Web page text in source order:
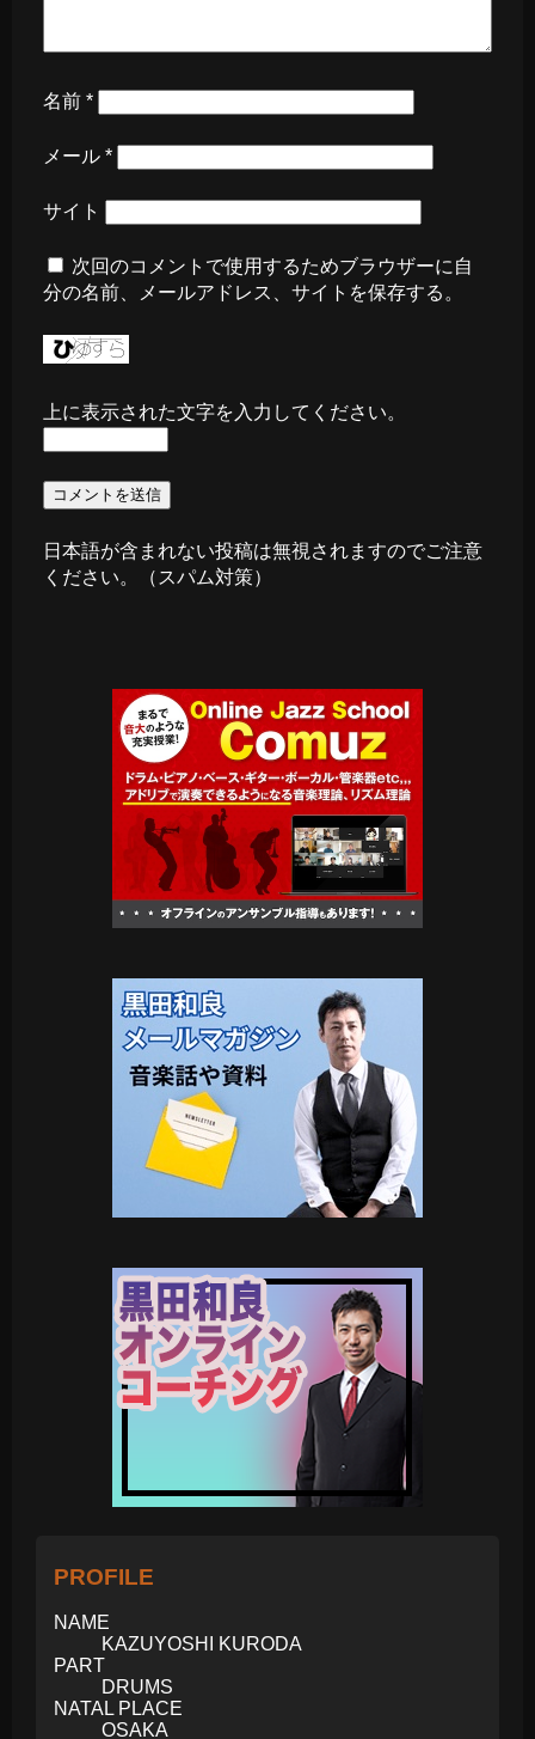
名前 *
メール *
サイト
次回のコメントで使用するためブラウザーに自
分の名前、メールアドレス、サイトを保存する。
上に表示された文字を入力してください。
日本語が含まれない投稿は無視されますのでご注意
ください。（スパム対策）
PROFILE
NAME
KAZUYOSHI KURODA
PART
DRUMS
NATAL PLACE
OSAKA